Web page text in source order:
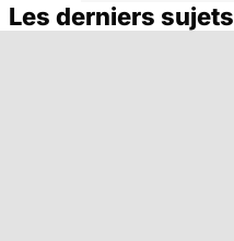
Les derniers sujets